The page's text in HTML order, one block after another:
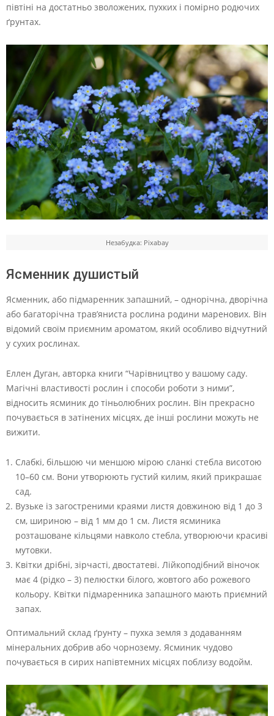
півтіні на достатньо зволожених, пухких і помірно родючих
ґрунтах.
Незабудка: Pixabay
Ясменник душистый
Ясменник, або підмаренник запашний, – однорічна, дворічна
або багаторічна трав’яниста рослина родини маренових. Він
відомий своїм приємним ароматом, який особливо відчутний
у сухих рослинах.
Еллен Дуган, авторка книги “Чарівництво у вашому саду.
Магічні властивості рослин і способи роботи з ними”,
відносить ясминик до тіньолюбних рослин. Він прекрасно
почувається в затінених місцях, де інші рослини можуть не
вижити.
Слабкі, більшою чи меншою мірою сланкі стебла висотою
10–60 см. Вони утворюють густий килим, який прикрашає
сад.
Вузьке із загостреними краями листя довжиною від 1 до 3
см, шириною – від 1 мм до 1 см. Листя ясминика
розташоване кільцями навколо стебла, утворюючи красиві
мутовки.
Квітки дрібні, зірчасті, двостатеві. Лійкоподібний віночок
має 4 (рідко – 3) пелюстки білого, жовтого або рожевого
кольору. Квітки підмаренника запашного мають приємний
запах.
Оптимальний склад ґрунту – пухка земля з додаванням
мінеральних добрив або чорнозему. Ясминик чудово
почувається в сирих напівтемних місцях поблизу водойм.